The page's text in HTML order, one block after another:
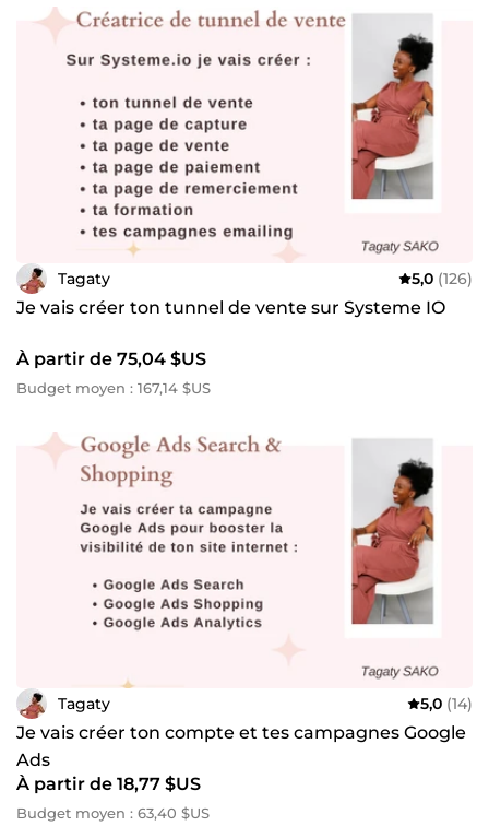
Tagaty 5,0 (126)
Je vais créer ton tunnel de vente sur Systeme IO
À partir de 75,04 $US
Budget moyen : 167,14 $US
Tagaty 5,0 (14)
Je vais créer ton compte et tes campagnes Google
Ads
À partir de 18,77 $US
Budget moyen : 63,40 $US